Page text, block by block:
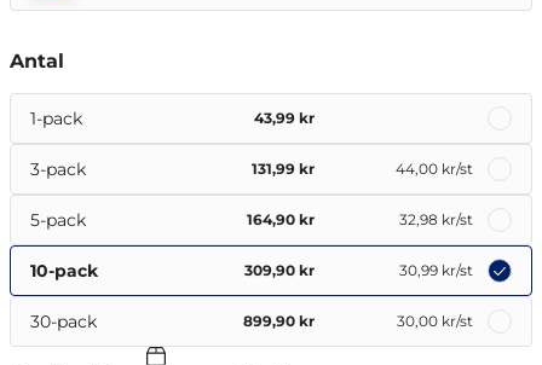
Antal
1-pack 43,99 kr
3-pack 131,99 kr 44,00 kr/st
5-pack 164,90 kr 32,98 kr/st
10-pack 309,90 kr 30,99 kr/st
30-pack 899,90 kr 30,00 kr/st